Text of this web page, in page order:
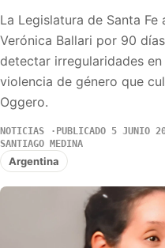
La Legislatura de Santa
Verónica Ballari por 90
detectar irregularidades
violencia de género que
Oggero.
NOTICIAS PUBLICADO 5 JUNIO
SANTIAGO MEDINA
Argentina